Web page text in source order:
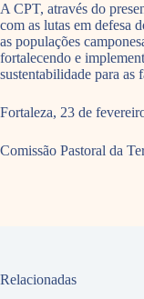
A CPT, através do
com as lutas em defesa
as populações
fortalecendo e
sustentabilidade para as
Fortaleza, 23 de
Comissão Pastoral da
Relacionadas